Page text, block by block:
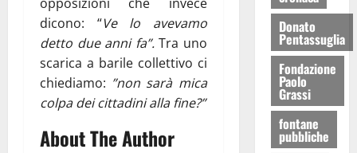
dicono: “Ve lo avevamo
detto due anni fa”.Tra uno
scarica a barile collettivo ci
chiediamo: ”non sarà mica
colpa dei cittadini alla fine?”
About The Author
Donato
Pentassuglia
Fondazione
Paolo
Grassi
fontane
pubbliche